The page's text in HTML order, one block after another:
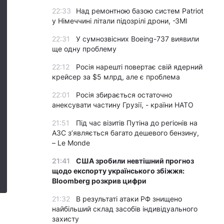
22:33
Над ремонтною базою систем Patriot
у Німеччині літали підозрілі дрони, -ЗМІ
22:31
У сумнозвісних Boeing-737 виявили
ще одну проблему
22:12
Росія нарешті повертає свій ядерний
крейсер за $5 млрд, але є проблема
22:01
Росія збирається остаточно
анексувати частину Грузії, - країни НАТО
21:51
Під час візитів Путіна до регіонів на
АЗС з’являється багато дешевого бензину,
– Le Monde
21:41
США зробили невтішний прогноз
щодо експорту українського збіжжя:
Bloomberg розкрив цифри
21:32
В результаті атаки РФ знищено
найбільший склад засобів індивідуального
захисту